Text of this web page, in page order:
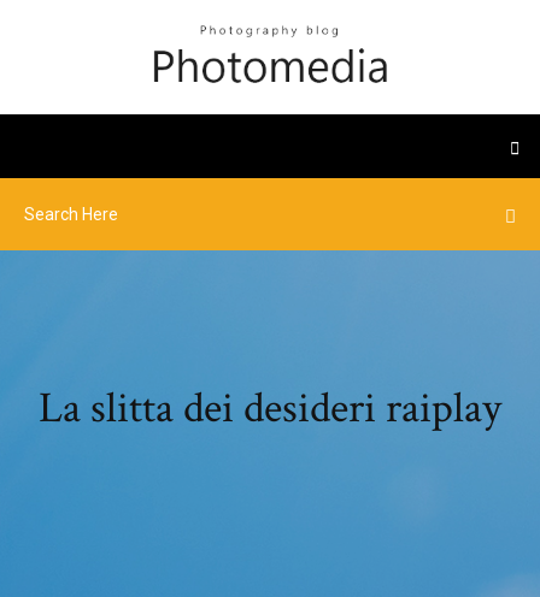
La slitta dei desideri raiplay